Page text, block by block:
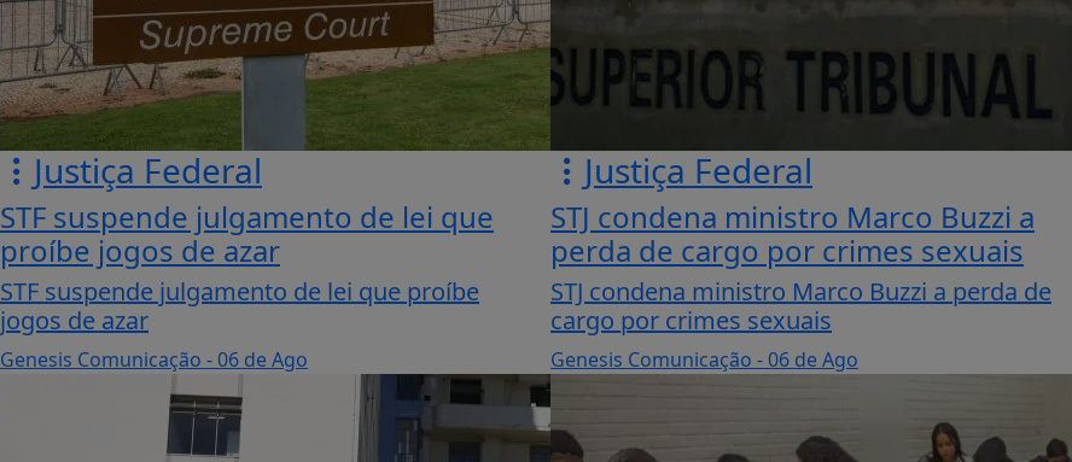
Justiça Federal
STF suspende julgamento de lei que
proíbe jogos de azar
STF suspende julgamento de lei que proíbe
jogos de azar
Genesis Comunicação - 06 de Ago
Justiça Federal
STJ condena ministro Marco Buzzi a
perda de cargo por crimes sexuais
STJ condena ministro Marco Buzzi a perda de
cargo por crimes sexuais
Genesis Comunicação - 06 de Ago